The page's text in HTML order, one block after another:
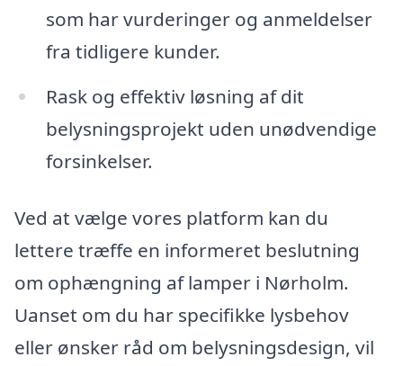
som har vurderinger og anmeldelser
fra tidligere kunder.
Rask og effektiv løsning af dit
belysningsprojekt uden unødvendige
forsinkelser.
Ved at vælge vores platform kan du
lettere træffe en informeret beslutning
om ophængning af lamper i Nørholm.
Uanset om du har specifikke lysbehov
eller ønsker råd om belysningsdesign, vil